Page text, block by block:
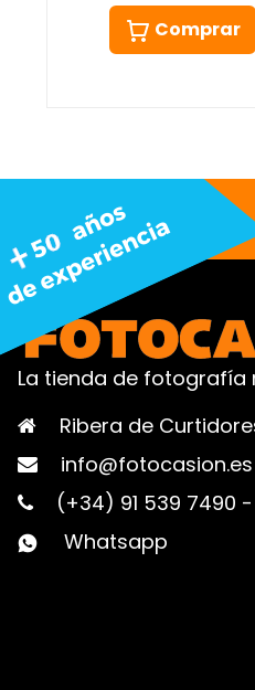
Comprar
La tienda de fotografía
Ribera de
info@fotocasion.es
(+34) 91 539 7490 -
Whatsapp